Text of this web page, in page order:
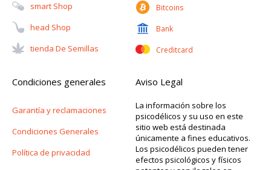
Smart Shop
Head Shop
Tienda De Semillas
Bitcoins
Bank
Creditcard
Condiciones generales
Garantía y reclamaciones
Condiciones Generales
Política de privacidad
Aviso Legal
La información sobre los
psicodélicos y su uso en este
sitio web está destinada
únicamente a fines educativos.
Los psicodélicos pueden tener
efectos psicológicos y físicos